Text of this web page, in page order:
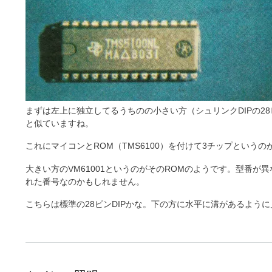
まずは左上に独立してるうちのの小さい方（シュリンクDIPの
と似ていますね。
これにマイコンとROM（TMS6100）を付けて3チップというの
大きい方のVM61001というのがそのROMのようです。型番が
れた番号なのかもしれません。
こちらは標準の28ピンDIPかな。下の方に水平に溝があるよう